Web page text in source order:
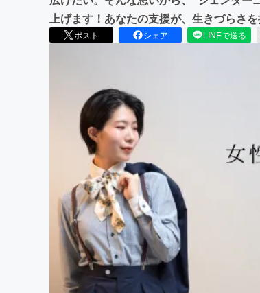
上げます！あなたの支援が、生きづらさ
ポスト シェア LINEで送る